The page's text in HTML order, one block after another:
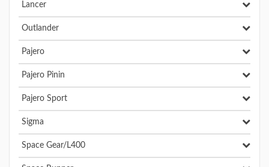
Lancer
Outlander
Pajero
Pajero Pinin
Pajero Sport
Sigma
Space Gear/L400